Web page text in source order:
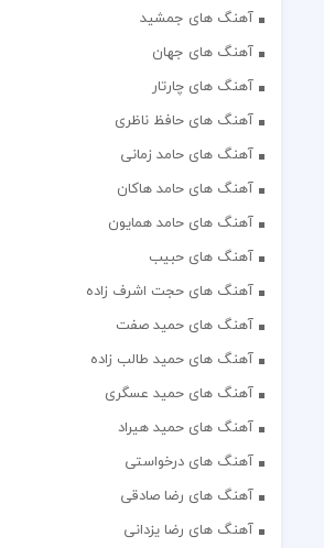
آهنگ های جمشید
آهنگ های جهان
آهنگ های چارتار
آهنگ های حافظ ناظری
آهنگ های حامد زمانی
آهنگ های حامد هاکان
آهنگ های حامد همایون
آهنگ های حبیب
آهنگ های حجت اشرف زاده
آهنگ های حمید صفت
آهنگ های حمید طالب زاده
آهنگ های حمید عسگری
آهنگ های حمید هیراد
آهنگ های درخواستی
آهنگ های رضا صادقی
آهنگ های رضا یزدانی